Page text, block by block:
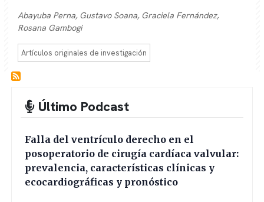
Abayuba Perna, Gustavo Soana, Graciela Fernández,
Rosana Gambogi
Artículos originales de investigación
Último Podcast
Falla del ventrículo derecho en el
posoperatorio de cirugía cardíaca valvular:
prevalencia, características clínicas y
ecocardiográficas y pronóstico